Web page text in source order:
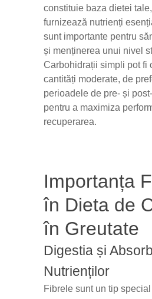
constituie baza dietei
furnizează nutrienți
sunt importante pentru
și menținerea unui nivel
Carbohidrații simpli pot fi
cantități moderate, de
perioadele de pre- și
pentru a maximiza
recuperarea.
Importanța
în Dieta de
în Greutate
Digestia și
Nutrienților
Fibrele sunt un tip